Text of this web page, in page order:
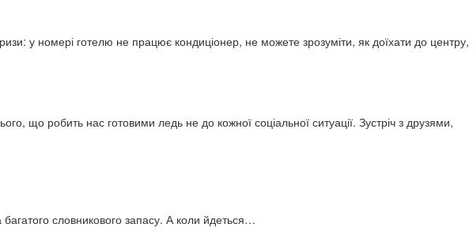
у номері готелю не працює кондиціонер, не можете зрозуміти, як доїхати до центру,
що робить нас готовими ледь не до кожної соціальної ситуації. Зустріч з друзями,
словникового запасу. А коли йдеться…